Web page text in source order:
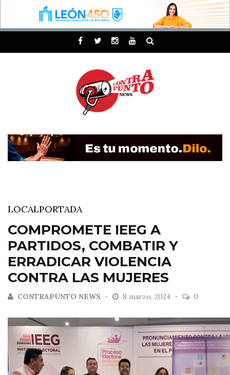
LOCALPORTADA
COMPROMETE IEEG A
PARTIDOS, COMBATIR Y
ERRADICAR VIOLENCIA
CONTRA LAS MUJERES
CONTRAPUNTO NEWS 8 marzo, 2024 0